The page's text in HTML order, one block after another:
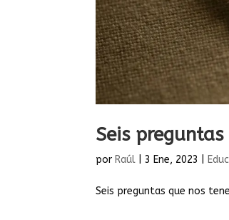
Seis
por Raúl |3 Ene, 2023
Seis preguntas que nos